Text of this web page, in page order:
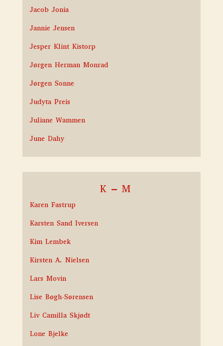
Jacob Jonia
Jannie Jensen
Jesper Klint Kistorp
Jørgen Herman Monrad
Jørgen Sonne
Judyta Preis
Juliane Wammen
June Dahy
K – M
Karen Fastrup
Karsten Sand Iversen
Kim Lembek
Kirsten A. Nielsen
Lars Movin
Lise Bøgh-Sørensen
Liv Camilla Skjødt
Lone Bjelke